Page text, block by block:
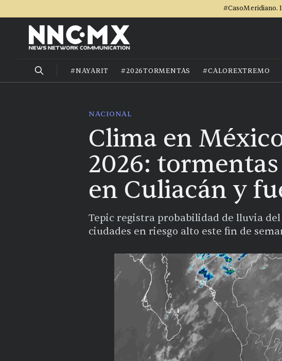
#CasoMeridiano.
#NAYARIT #2026TORMENTAS #CALOREXTREMO
NACIONAL
Clima en
2026:
en Culiacán y
Tepic registra probabilidad de lluvia
ciudades en riesgo alto este fin de